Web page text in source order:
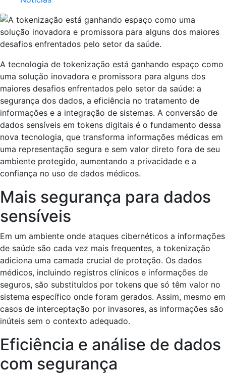
A tecnologia de tokenização está ganhando espaço como
uma solução inovadora e promissora para alguns dos
maiores desafios enfrentados pelo setor da saúde: a
segurança dos dados, a eficiência no tratamento de
informações e a integração de sistemas. A conversão de
dados sensíveis em tokens digitais é o fundamento dessa
nova tecnologia, que transforma informações médicas em
uma representação segura e sem valor direto fora de seu
ambiente protegido, aumentando a privacidade e a
confiança no uso de dados médicos.
Mais segurança para dados
sensíveis
Em um ambiente onde ataques cibernéticos a informações
de saúde são cada vez mais frequentes, a tokenização
adiciona uma camada crucial de proteção. Os dados
médicos, incluindo registros clínicos e informações de
seguros, são substituídos por tokens que só têm valor no
sistema específico onde foram gerados. Assim, mesmo em
casos de interceptação por invasores, as informações são
inúteis sem o contexto adequado.
Eficiência e análise de dados
com segurança